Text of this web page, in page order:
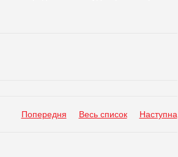
Попередня Весь список Наступна